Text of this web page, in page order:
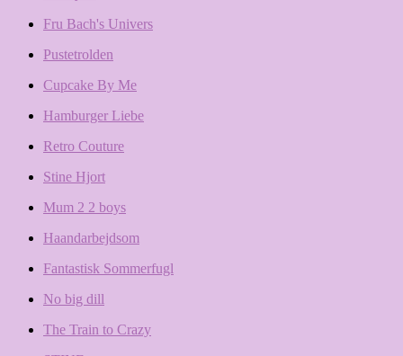
Fru Bach's Univers
Pustetrolden
Cupcake By Me
Hamburger Liebe
Retro Couture
Stine Hjort
Mum 2 2 boys
Haandarbejdsom
Fantastisk Sommerfugl
No big dill
The Train to Crazy